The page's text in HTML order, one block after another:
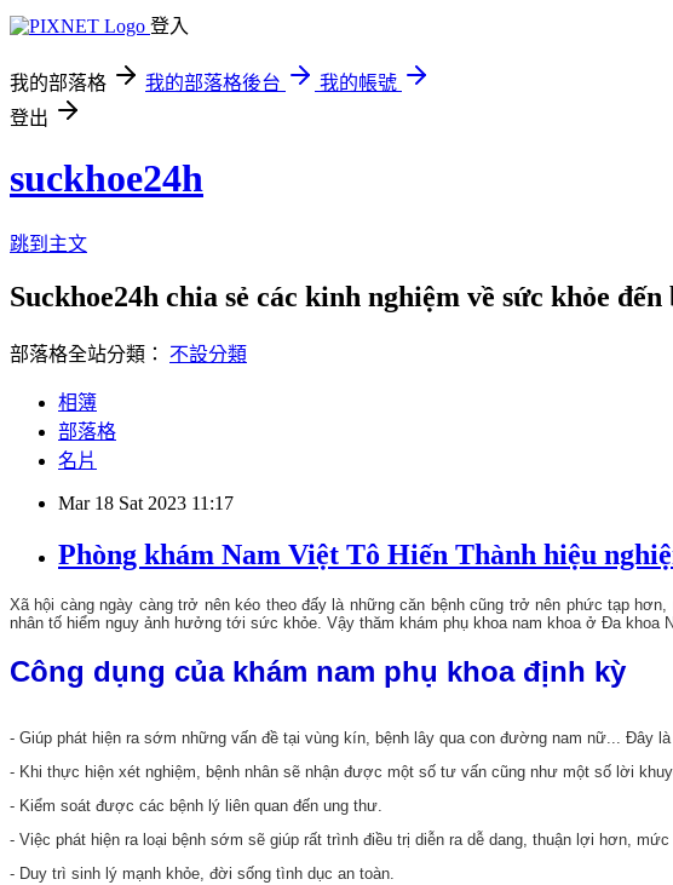
登入
我的部落格 我的部落格後台
我的帳號
登出
suckhoe24h
跳到主文
Suckhoe24h chia sẻ các kinh nghiệm về sức khỏe đến
部落格全站分類： 不設分類
相簿
部落格
名片
Mar 18 Sat 2023 11:17
Phòng khám Nam Việt Tô Hiến Thành hiệu
Xã hội càng ngày càng trở nên kéo theo đấy là những căn bệnh cũng trở nên phức tạp
nhân tố hiểm nguy ảnh hưởng tới sức khỏe. Vậy thăm khám phụ khoa nam khoa ở Đa khoa
Công dụng của khám nam phụ khoa định kỳ
- Giúp phát hiện ra sớm những vấn đề tại vùng kín, bệnh lây qua con đường nam nữ... Đây
- Khi thực hiện xét nghiệm, bệnh nhân sẽ nhận được một số tư vấn cũng như một số lời
- Kiểm soát được các bệnh lý liên quan đến ung thư.
- Việc phát hiện ra loại bệnh sớm sẽ giúp rất trình điều trị diễn ra dễ dang, thuận lợi hơn,
- Duy trì sinh lý mạnh khỏe, đời sống tình dục an toàn.